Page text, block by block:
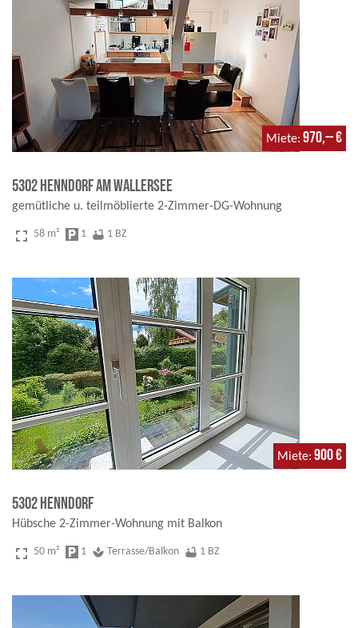
Miete 970,-- €
5302 Henndorf am Wallersee
gemütliche u. teilmöblierte 2-Zimmer-DG-Wohnung
fullscreen 58 m² local_parking 1 bathtub 1 BZ
Miete 900 €
5302 Henndorf
Hübsche 2-Zimmer-Wohnung mit Balkon
fullscreen 50 m² local_parking 1 spa Terrasse/Balkon bathtub 1 BZ